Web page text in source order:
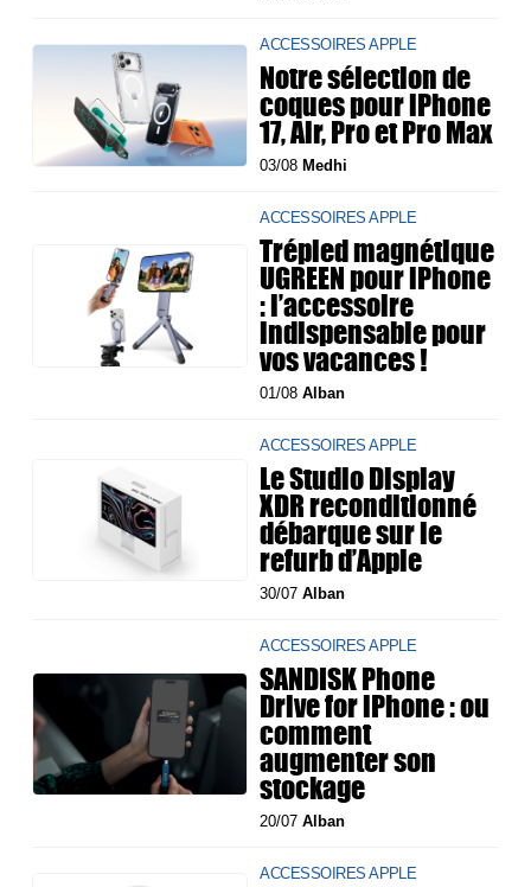
ACCESSOIRES APPLE
Notre sélection de
coques pour iPhone
17, Air, Pro et Pro Max
03/08 Medhi
ACCESSOIRES APPLE
Trépied magnétique
UGREEN pour iPhone
: l’accessoire
indispensable pour
vos vacances !
01/08Alban
ACCESSOIRES APPLE
Le Studio Display
XDR reconditionné
débarque sur le
refurb d’Apple
30/07Alban
ACCESSOIRES APPLE
SANDISK Phone
Drive for iPhone : ou
comment
augmenter son
stockage
20/07Alban
ACCESSOIRES APPLE